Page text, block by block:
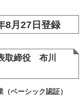
8月27日登録
取締役 布川
ベーシック認証）